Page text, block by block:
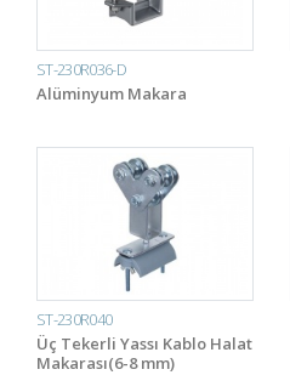
ST-230R036-D
Alüminyum Makara
ST-230R040
Üç Tekerli Yassı Kablo Halat
Makarası(6-8 mm)